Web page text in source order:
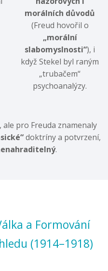
morálních důvodů
(Freud hovořil o
„morální
slabomyslnosti“), i
když Stekel byl raným
„trubačem“
psychoanalýzy.
pro Freuda znamenaly
doktríny a potvrzení,
.
a Formování
(1914–1918)